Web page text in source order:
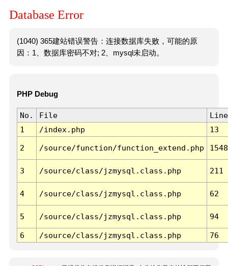
Database Error
(1040) 365建站错误警告：连接数据库失败，可能的原
因：1、数据库密码不对; 2、mysql未启动。
PHP Debug
No. File
Line
1
/index.php 13
2 /source/function/function_extend.php 1548
3 /source/class/jzmysql.class.php 211
4 /source/class/jzmysql.class.php 62
5 /source/class/jzmysql.class.php 94
6 /source/class/jzmysql.class.php 76